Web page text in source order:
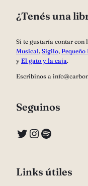
¿Tenés una
Si te gustaría contar con
Musical, Sigilo, Pequeño
y El gato y la caja.
Escribinos a
Seguinos
Twitter InstagramSpotify
Links útiles